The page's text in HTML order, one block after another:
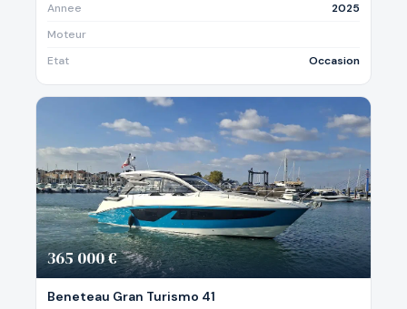
Annee
2025
Moteur
Etat
Occasion
365 000 €
Beneteau Gran Turismo 41